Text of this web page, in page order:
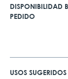
DISPONIBILIDAD
PEDIDO
USOS SUGERIDOS